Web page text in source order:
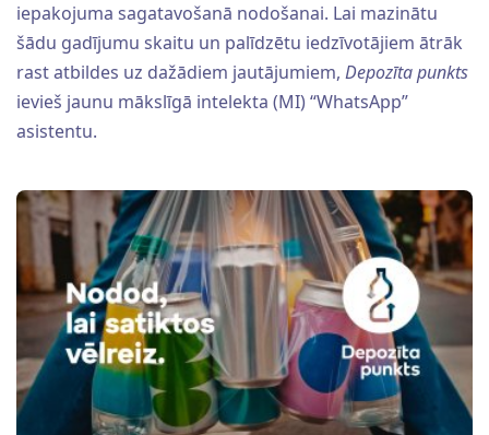
iepakojuma sagatavošanā nodošanai. Lai mazinātu
šādu gadījumu skaitu un palīdzētu iedzīvotājiem ātrāk
rast atbildes uz dažādiem jautājumiem, Depozīta punkts
ievieš jaunu mākslīgā intelekta (MI) “WhatsApp”
asistentu.